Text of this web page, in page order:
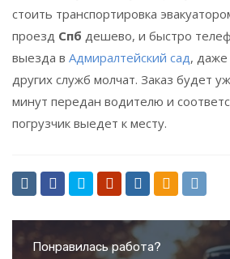
стоить транспортировка
проезд Спб дешево, и быстро
выезда в Адмиралтейский сад,
других служб молчат. Заказ будет
минут передан водителю и
погрузчик выедет к месту.
Понравилась работа?